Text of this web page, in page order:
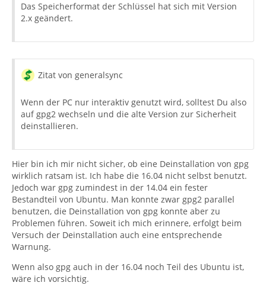
Das Speicherformat der Schlüssel hat sich mit Version
2.x geändert.
Zitat von generalsync
Wenn der PC nur interaktiv genutzt wird, solltest Du also
auf gpg2 wechseln und die alte Version zur Sicherheit
deinstallieren.
Hier bin ich mir nicht sicher, ob eine Deinstallation von gpg
wirklich ratsam ist. Ich habe die 16.04 nicht selbst benutzt.
Jedoch war gpg zumindest in der 14.04 ein fester
Bestandteil von Ubuntu. Man konnte zwar gpg2 parallel
benutzen, die Deinstallation von gpg konnte aber zu
Problemen führen. Soweit ich mich erinnere, erfolgt beim
Versuch der Deinstallation auch eine entsprechende
Warnung.
Wenn also gpg auch in der 16.04 noch Teil des Ubuntu ist,
wäre ich vorsichtig.